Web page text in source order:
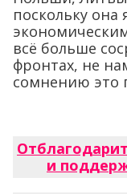
поскольку
всё больше
фронтах, не
сомнению это
и